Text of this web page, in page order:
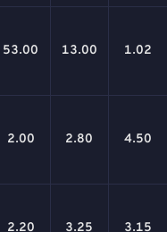
53.00 13.00 1.02
2.00 2.80 4.50
2.20 3.25 3.15